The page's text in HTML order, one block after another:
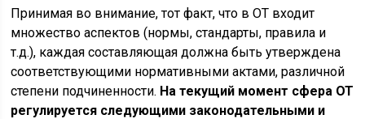
Принимая во внимание, тот факт, что в ОТ входит
множество аспектов (нормы, стандарты, правила и
т.д.), каждая составляющая должна быть утверждена
соответствующими нормативными актами, различной
степени подчиненности. На текущий момент сфера ОТ
регулируется следующими законодательными и